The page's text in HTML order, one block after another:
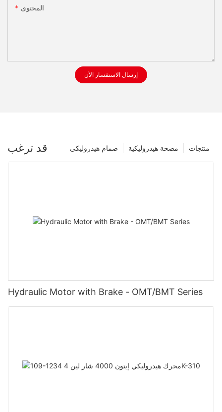
المحتوى
إرسال الاستفسار الآن
قد ترغب منتجات مضخة هيدروليكية صمام هيدروليكي
Hydraulic Motor with Brake - OMT/BMT Series